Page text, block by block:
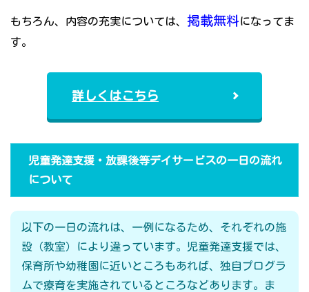
もちろん、内容の充実については、 掲載無料になってま
す。
詳しくはこちら
児童発達支援・放課後等デイサービスの一日の流れ
について
以下の一日の流れは、一例になるため、それぞれの施
設（教室）により違っています。児童発達支援では、
保育所や幼稚園に近いところもあれば、独自プログラ
ムで療育を実施されているところなどあります。ま